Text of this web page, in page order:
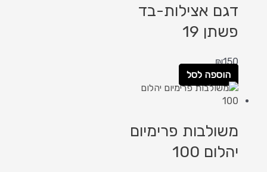
דגם אצילות-בד
פשתן 19
₪150
הוספה לסל
משולבות פרימיום
יהלום 100